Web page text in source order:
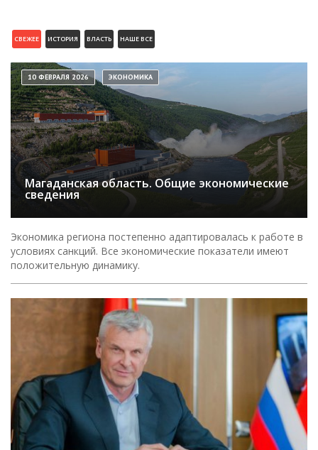
СВЕЖЕЕ ИСТОРИЯ ВЛАСТЬ НАШЕ ВСЕ
Магаданская область. Общие экономические
сведения
10 ФЕВРАЛЯ 2026 ЭКОНОМИКА
Экономика региона постепенно адаптировалась к работе в
условиях санкций. Все экономические показатели имеют
положительную динамику.